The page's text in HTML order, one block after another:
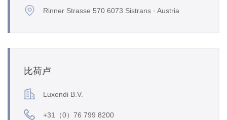
Rinner Strasse 570 6073 Sistrans · Austria
比荷卢
Luxendi B.V.
+31（0）76 799 8200